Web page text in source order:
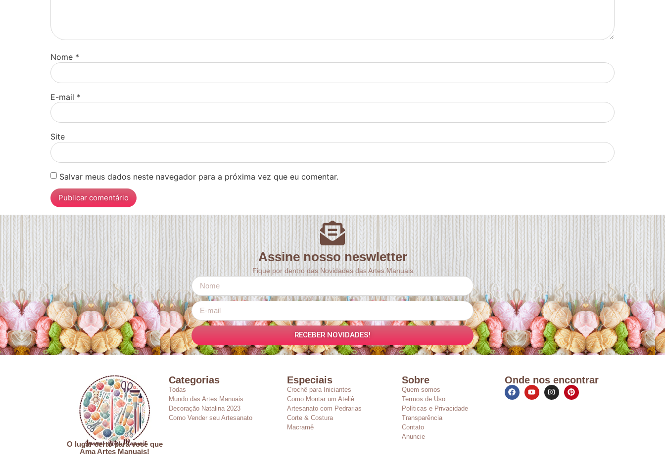
Nome *
E-mail *
Site
Salvar meus dados neste navegador para a próxima vez que eu comentar.
Assine nosso neswletter
Fique por dentro das Novidades das Artes Manuais
RECEBER NOVIDADES!
O lugar certo para você que
Ama Artes Manuais!
Categorias
Todas
Mundo das Artes Manuais
Decoração Natalina 2023
Como Vender seu Artesanato
Especiais
Crochê para Iniciantes
Como Montar um Ateliê
Artesanato com Pedrarias
Corte & Costura
Macramê
Sobre
Quem somos
Termos de Uso
Políticas e Privacidade
Transparência
Contato
Anuncie
Onde nos encontrar